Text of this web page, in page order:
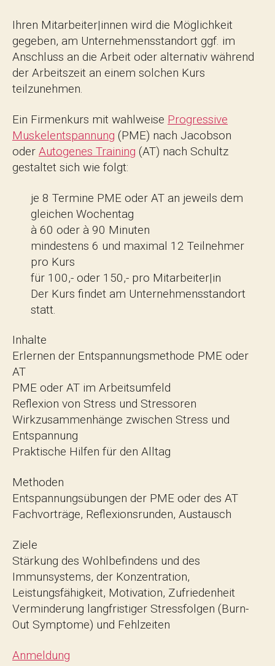
Ihren Mitarbeiter|innen wird die Möglichkeit
gegeben, am Unternehmensstandort ggf. im
Anschluss an die Arbeit oder alternativ während
der Arbeitszeit an einem solchen Kurs
teilzunehmen.
Ein Firmenkurs mit wahlweise Progressive
Muskelentspannung (PME) nach Jacobson
oder Autogenes Training (AT) nach Schultz
gestaltet sich wie folgt:
je 8 Termine PME oder AT an jeweils dem
gleichen Wochentag
à 60 oder à 90 Minuten
mindestens 6 und maximal 12 Teilnehmer
pro Kurs
für 100,- oder 150,- pro Mitarbeiter|in
Der Kurs findet am Unternehmensstandort
statt.
Inhalte
Erlernen der Entspannungsmethode PME oder
AT
PME oder AT im Arbeitsumfeld
Reflexion von Stress und Stressoren
Wirkzusammenhänge zwischen Stress und
Entspannung
Praktische Hilfen für den Alltag
Methoden
Entspannungsübungen der PME oder des AT
Fachvorträge, Reflexionsrunden, Austausch
Ziele
Stärkung des Wohlbefindens und des
Immunsystems, der Konzentration,
Leistungsfähigkeit, Motivation, Zufriedenheit
Verminderung langfristiger Stressfolgen (Burn-
Out Symptome) und Fehlzeiten
Anmeldung